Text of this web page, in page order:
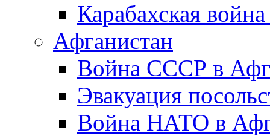
Карабахская
Афганистан
Война СССР в
Эвакуация
Война НАТО в